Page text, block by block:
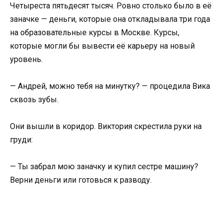
Четыреста пятьдесят тысяч. Ровно столько было в её
заначке — деньги, которые она откладывала три года
на образовательные курсы в Москве. Курсы,
которые могли бы вывести её карьеру на новый
уровень.
— Андрей, можно тебя на минутку? — процедила Вика
сквозь зубы.
Они вышли в коридор. Виктория скрестила руки на
груди:
— Ты забрал мою заначку и купил сестре машину?
Верни деньги или готовься к разводу.